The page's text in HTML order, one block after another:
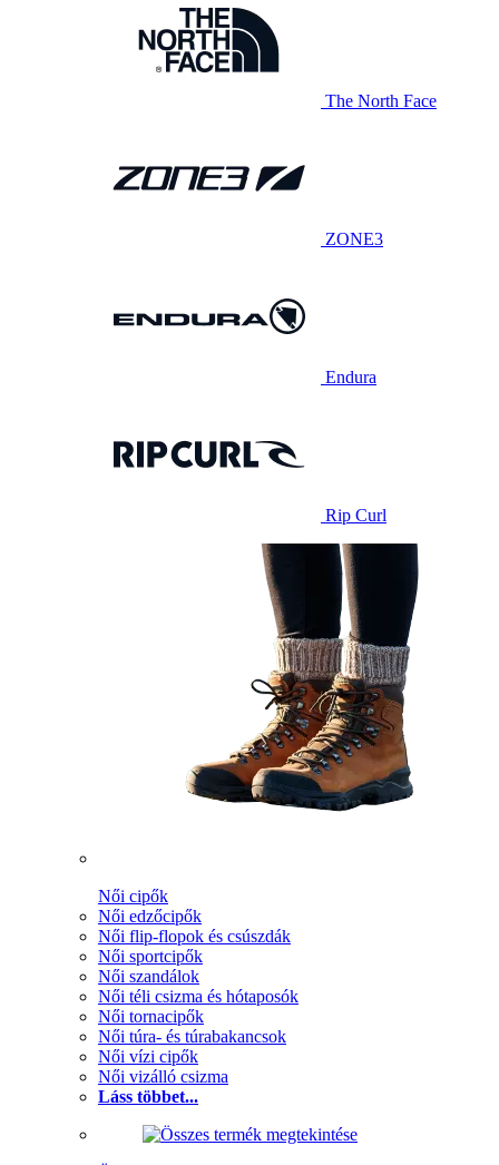
The North Face
ZONE3
Endura
Rip Curl
Női cipők
Női edzőcipők
Női flip-flopok és csúszdák
Női sportcipők
Női szandálok
Női téli csizma és hótaposók
Női tornacipők
Női túra- és túrabakancsok
Női vízi cipők
Női vizálló csizma
Láss többet...